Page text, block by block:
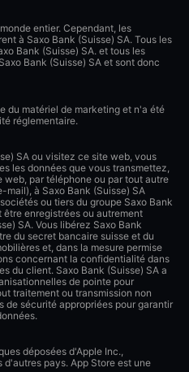
entier. Cependant, les
à Saxo Bank (Suisse) SA. Tous les
Bank (Suisse) SA. et tous les
Bank (Suisse) SA et sont donc
du matériel de marketing et n'a été
réglementaire.
SA ou visitez ce site web, vous
les données que vous transmettez,
par téléphone ou par tout autre
mail), à Saxo Bank (Suisse) SA
ou tiers du groupe Saxo Bank
enregistrées ou autrement
SA. Vous libérez Saxo Bank
du secret bancaire suisse et du
et, dans la mesure permise
concernant la confidentialité dans
du client. Saxo Bank (Suisse) SA a
de pointe pour
traitement ou transmission non
de sécurité appropriées pour garantir
déposées d'Apple Inc.,
pays. App Store est une